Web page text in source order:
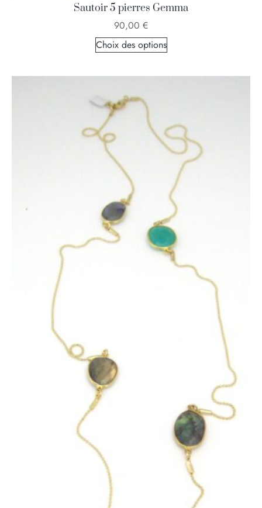
Sautoir 5 pierres Gemma
90,00 €
Choix des options